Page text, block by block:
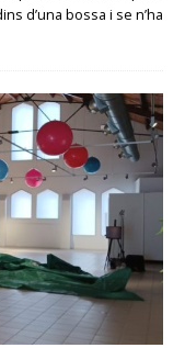
d’una bossa i se n’ha